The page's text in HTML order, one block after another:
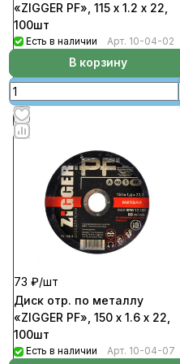
«ZIGGER PF», 115 x 1.2 x 22,
100шт
Есть в наличии Арт. 10-04-02
В корзину
73 ₽/шт
Диск отр. по металлу
«ZIGGER PF», 150 x 1.6 x 22,
100шт
Есть в наличии Арт. 10-04-07